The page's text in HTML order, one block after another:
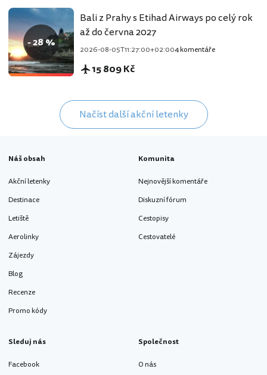
- 28 %
Bali z Prahy s Etihad Airways po celý rok
až do června 2027
2026-08-05T11:27:00+02:004 komentáře
15 809 Kč
Načíst další akční letenky
Náš obsah
Akční letenky
Destinace
Letiště
Aerolinky
Zájezdy
Blog
Recenze
Promo kódy
Komunita
Nejnovější komentáře
Diskuzní fórum
Cestopisy
Cestovatelé
Sleduj nás
Facebook
Společnost
O nás